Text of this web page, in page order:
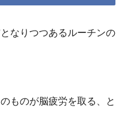
なりつつあるルーチンの
ものが脳疲労を取る、と